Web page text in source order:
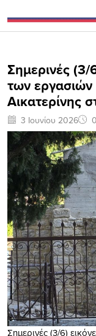
Σημερινές (3/
των εργασιών
Αικατερίνης
3 Ιουνίου 2026
Σημερινές (3/6)